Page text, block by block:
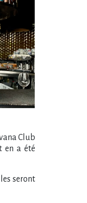
Club
en a été
seront